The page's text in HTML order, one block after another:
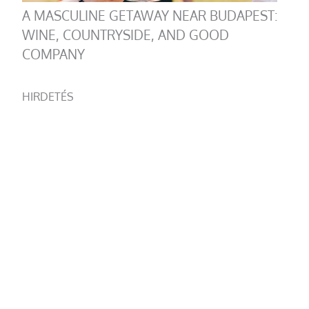
A MASCULINE GETAWAY NEAR BUDAPEST:
WINE, COUNTRYSIDE, AND GOOD
COMPANY
HIRDETÉS